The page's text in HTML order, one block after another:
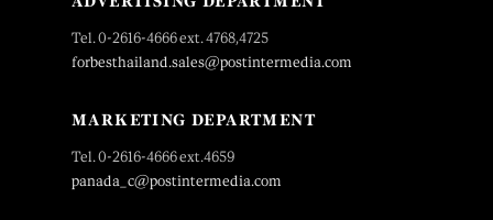
Tel. 0-2616-4666 ext. 4768,4725
forbesthailand.sales@postintermedia.com
MARKETING DEPARTMENT
Tel. 0-2616-4666 ext.4659
panada_c@postintermedia.com